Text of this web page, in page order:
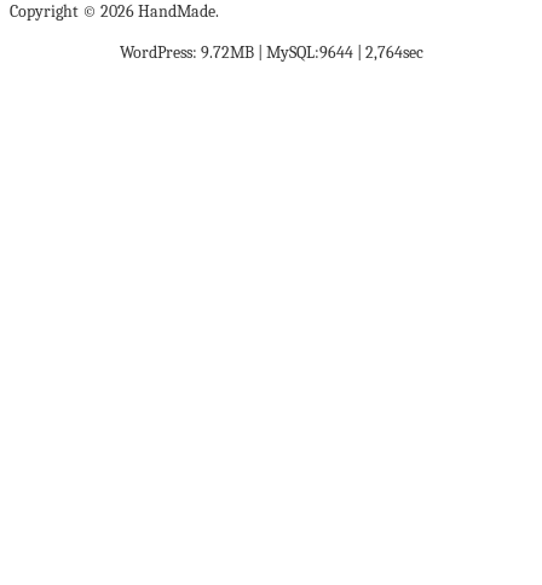
Copyright © 2026 HandMade.
WordPress: 9.72MB | MySQL:9644 | 2,764sec